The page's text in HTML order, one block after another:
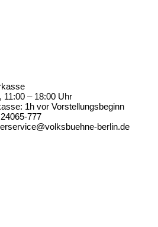
11:00 – 18:00 Uhr
1h vor Vorstellungsbeginn
777
berlin.de